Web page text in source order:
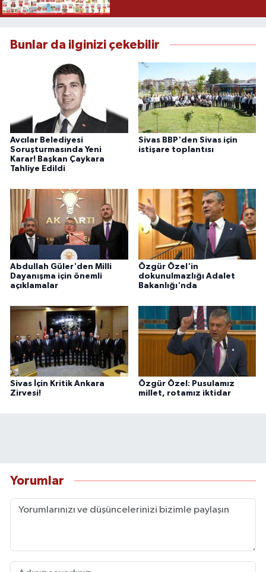
Bunlar da ilginizi çekebilir
Avcılar Belediyesi
Soruşturmasında Yeni
Karar! Başkan Çaykara
Tahliye Edildi
Sivas BBP'den Sivas için
istişare toplantısı
Abdullah Güler'den Milli
Dayanışma için önemli
açıklamalar
Özgür Özel'in
dokunulmazlığı Adalet
Bakanlığı'nda
Sivas İçin Kritik Ankara
Zirvesi!
Özgür Özel: Pusulamız
millet, rotamız iktidar
Yorumlar